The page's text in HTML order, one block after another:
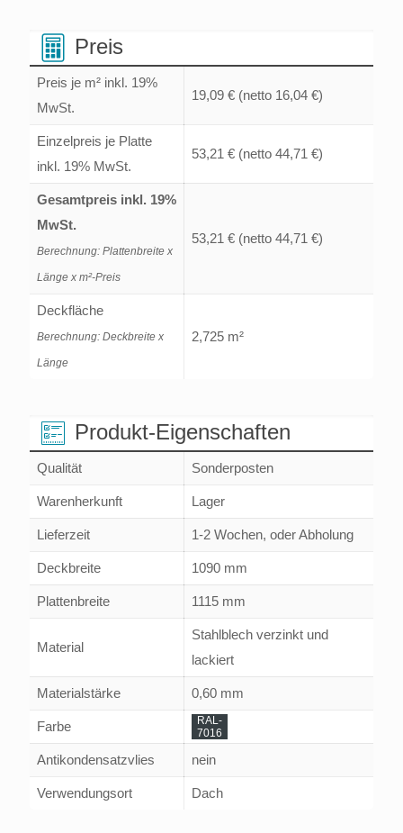
Preis
Preis je m² inkl. 19%
MwSt.
19,09 € (netto 16,04 €)
Einzelpreis je Platte
inkl. 19% MwSt.
53,21 € (netto 44,71 €)
Gesamtpreis inkl. 19%
MwSt.
Berechnung: Plattenbreite x
Länge x m²-Preis
53,21 € (netto 44,71 €)
Deckfläche
Berechnung: Deckbreite x
Länge
2,725 m²
Produkt-Eigenschaften
Qualität Sonderposten
Warenherkunft Lager
Lieferzeit 1-2 Wochen, oder Abholung
Deckbreite 1090 mm
Plattenbreite 1115 mm
Material
Stahlblech verzinkt und
lackiert
Materialstärke 0,60 mm
Farbe
RAL-
7016
Antikondensatzvlies nein
Verwendungsort Dach
Menge